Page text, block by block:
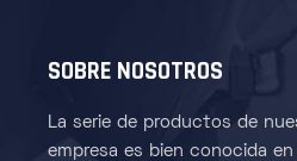
SOBRE NOSOTROS
La serie de productos de
empresa es bien conocida en